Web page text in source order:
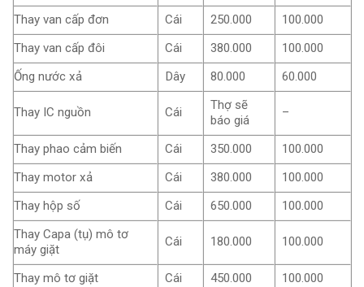
Thay van cấp đơn
Cái 250.000
100.000
Thay van cấp đôi
Cái 380.000
100.000
Ống nước xả
Dây 80.000 60.000
Thay IC nguồn Cái
Thợ sẽ
báo giá
–
Thay phao cảm biến Cái 350.000
100.000
Thay motor xả
Cái 380.000
100.000
Thay hộp số
Cái 650.000
100.000
Thay Capa (tụ) mô tơ
máy giặt
Cái 180.000 100.000
Thay mô tơ giặt Cái 450.000 100.000